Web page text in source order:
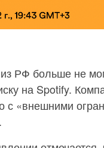
РФ больше не
на Spotify.
с «внешними